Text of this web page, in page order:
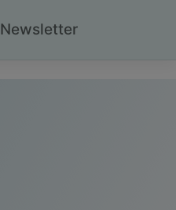
Newsletter